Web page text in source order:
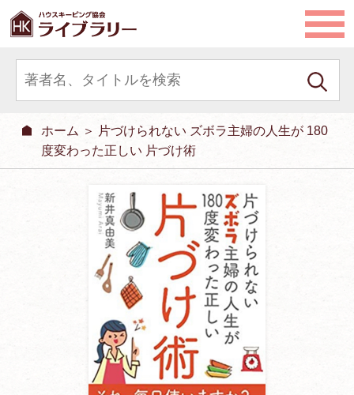
ホーム ＞ 片づけられない ズボラ主婦の人生が 180
度変わった正しい 片づけ術